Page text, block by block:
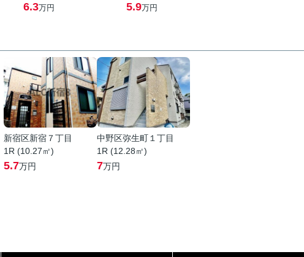
6.3万円 5.9万円
新宿区新宿７丁目
1R (10.27㎡)
5.7万円
中野区弥生町１丁目
1R (12.28㎡)
7万円